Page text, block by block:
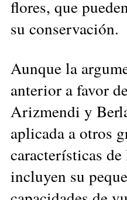
flores, que
su conservación.
Aunque la
anterior a favor
Arizmendi y
aplicada a otros
características
incluyen su